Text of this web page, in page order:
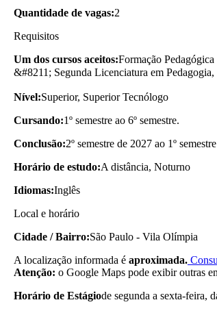
Quantidade de vagas:2
Requisitos
Um dos cursos aceitos:Formação
&#8211; Segunda Licenciatura em
Nível:Superior, Superior Tecnólogo
Cursando:1º semestre ao 6º semestre.
Conclusão:2º semestre de 2027 ao 1º
Horário de estudo:A distância, Noturno
Idiomas:Inglês
Local e horário
Cidade / Bairro:São Paulo - Vila Olímpia
A localização informada é aproximada.
Atenção: o Google Maps pode exibir outras
Horário de Estágiode segunda a sexta-feira,